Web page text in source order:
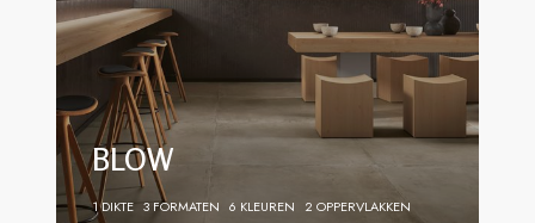
BLOW
1 DIKTE 3 FORMATEN 6 KLEUREN 2 OPPERVLAKKEN